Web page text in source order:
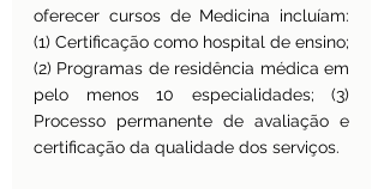
oferecer cursos de Medicina incluíam:
(1) Certificação como hospital de ensino;
(2) Programas de residência médica em
pelo menos 10 especialidades; (3)
Processo permanente de avaliação e
certificação da qualidade dos serviços.